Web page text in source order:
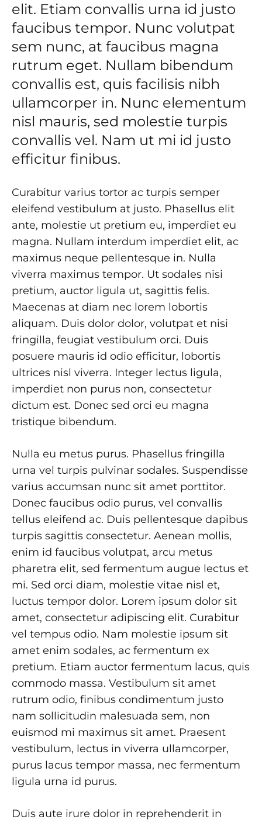
elit. Etiam convallis urna id justo
faucibus tempor. Nunc volutpat
sem nunc, at faucibus magna
rutrum eget. Nullam bibendum
convallis est, quis facilisis nibh
ullamcorper in. Nunc elementum
nisl mauris, sed molestie turpis
convallis vel. Nam ut mi id justo
efficitur finibus.
Curabitur varius tortor ac turpis semper
eleifend vestibulum at justo. Phasellus elit
ante, molestie ut pretium eu, imperdiet eu
magna. Nullam interdum imperdiet elit, ac
maximus neque pellentesque in. Nulla
viverra maximus tempor. Ut sodales nisi
pretium, auctor ligula ut, sagittis felis.
Maecenas at diam nec lorem lobortis
aliquam. Duis dolor dolor, volutpat et nisi
fringilla, feugiat vestibulum orci. Duis
posuere mauris id odio efficitur, lobortis
ultrices nisl viverra. Integer lectus ligula,
imperdiet non purus non, consectetur
dictum est. Donec sed orci eu magna
tristique bibendum.
Nulla eu metus purus. Phasellus fringilla
urna vel turpis pulvinar sodales. Suspendisse
varius accumsan nunc sit amet porttitor.
Donec faucibus odio purus, vel convallis
tellus eleifend ac. Duis pellentesque dapibus
turpis sagittis consectetur. Aenean mollis,
enim id faucibus volutpat, arcu metus
pharetra elit, sed fermentum augue lectus et
mi. Sed orci diam, molestie vitae nisl et,
luctus tempor dolor. Lorem ipsum dolor sit
amet, consectetur adipiscing elit. Curabitur
vel tempus odio. Nam molestie ipsum sit
amet enim sodales, ac fermentum ex
pretium. Etiam auctor fermentum lacus, quis
commodo massa. Vestibulum sit amet
rutrum odio, finibus condimentum justo
nam sollicitudin malesuada sem, non
euismod mi maximus sit amet. Praesent
vestibulum, lectus in viverra ullamcorper,
purus lacus tempor massa, nec fermentum
ligula urna id purus.
Duis aute irure dolor in reprehenderit in